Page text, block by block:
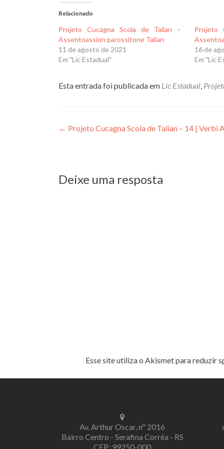
Relacionado
Projeto Cucagna Scola de Talian –
Assentoassion parossìtone Talian
11 de agosto de 2021
Em "Lic Estadual"
Projeto
16 de
Em "Lic
Esta entrada foi publicada em Lic Estadual,
Navegação
← Projeto Cucagna Scola de Talian – 14 |
Deixe uma resposta
Esse site utiliza o Akismet para reduzir
Av. Arthur Oscar, nº 2016
Bairro Centro - Serafina Corrêa - RS
CEP: 99250-000